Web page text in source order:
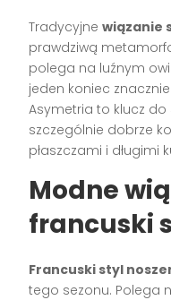
Tradycyjnewiązanie
prawdziwą
polega na luźnym
jeden koniec
Asymetria to klucz
szczególnie dobrze
płaszczami i długimi
Modne
francuski
Francuski styl
tego sezonu. Polega